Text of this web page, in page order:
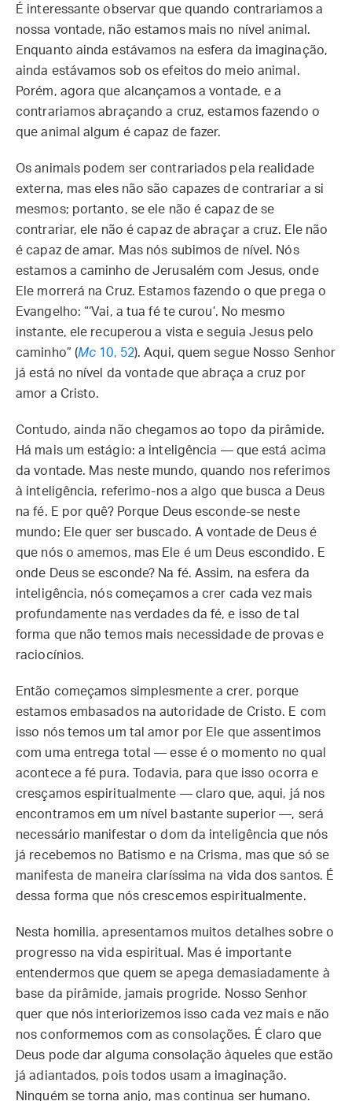
É interessante observar que quando contrariamos a
nossa vontade, não estamos mais no nível animal.
Enquanto ainda estávamos na esfera da imaginação,
ainda estávamos sob os efeitos do meio animal.
Porém, agora que alcançamos a vontade, e a
contrariamos abraçando a cruz, estamos fazendo o
que animal algum é capaz de fazer.
Os animais podem ser contrariados pela realidade
externa, mas eles não são capazes de contrariar a si
mesmos; portanto, se ele não é capaz de se
contrariar, ele não é capaz de abraçar a cruz. Ele não
é capaz de amar. Mas nós subimos de nível. Nós
estamos a caminho de Jerusalém com Jesus, onde
Ele morrerá na Cruz. Estamos fazendo o que prega o
Evangelho: “‘Vai, a tua fé te curou’. No mesmo
instante, ele recuperou a vista e seguia Jesus pelo
caminho” (Mc 10, 52). Aqui, quem segue Nosso Senhor
já está no nível da vontade que abraça a cruz por
amor a Cristo.
Contudo, ainda não chegamos ao topo da pirâmide.
Há mais um estágio: a inteligência — que está acima
da vontade. Mas neste mundo, quando nos referimos
à inteligência, referimo-nos a algo que busca a Deus
na fé. E por quê? Porque Deus esconde-se neste
mundo; Ele quer ser buscado. A vontade de Deus é
que nós o amemos, mas Ele é um Deus escondido. E
onde Deus se esconde? Na fé. Assim, na esfera da
inteligência, nós começamos a crer cada vez mais
profundamente nas verdades da fé, e isso de tal
forma que não temos mais necessidade de provas e
raciocínios.
Então começamos simplesmente a crer, porque
estamos embasados na autoridade de Cristo. E com
isso nós temos um tal amor por Ele que assentimos
com uma entrega total — esse é o momento no qual
acontece a fé pura. Todavia, para que isso ocorra e
cresçamos espiritualmente — claro que, aqui, já nos
encontramos em um nível bastante superior —, será
necessário manifestar o dom da inteligência que nós
já recebemos no Batismo e na Crisma, mas que só se
manifesta de maneira claríssima na vida dos santos. É
dessa forma que nós crescemos espiritualmente.
Nesta homilia, apresentamos muitos detalhes sobre o
progresso na vida espiritual. Mas é importante
entendermos que quem se apega demasiadamente à
base da pirâmide, jamais progride. Nosso Senhor
quer que nós interiorizemos isso cada vez mais e não
nos conformemos com as consolações. É claro que
Deus pode dar alguma consolação àqueles que estão
já adiantados, pois todos usam a imaginação.
Ninguém se torna anjo, mas continua ser humano.